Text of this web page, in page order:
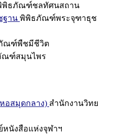
พิธภัณฑ์ชลทัศนสถาน
ฐาน พิพิธภัณฑ์พระจุฑาธุช
ณฑ์พืชมีชีวิต
ฑ์สมุนไพร
อสมุดกลาง) สำนักงานวิทย
หนังสือแห่งจุฬาฯ